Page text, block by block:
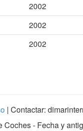
2002
2002
2002
| Contactar:
Coches - Fecha y